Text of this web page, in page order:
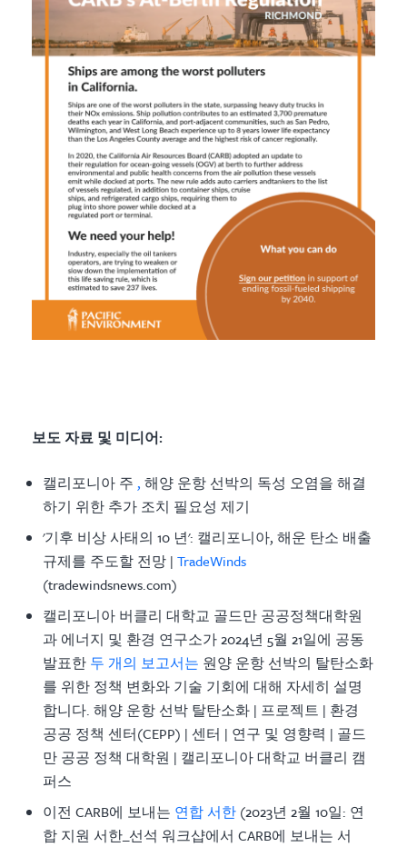
보도 자료 및 미디어:
캘리포니아 주 , 해양 운항 선박의 독성 오염을 해결
하기 위한 추가 조치 필요성 제기
'기후 비상 사태의 10 년': 캘리포니아, 해운 탄소 배출
규제를 주도할 전망 | TradeWinds
(tradewindsnews.com)
캘리포니아 버클리 대학교 골드만 공공정책대학원
과 에너지 및 환경 연구소가 2024년 5월 21일에 공동
발표한 두 개의 보고서는 원양 운항 선박의 탈탄소화
를 위한 정책 변화와 기술 기회에 대해 자세히 설명
합니다. 해양 운항 선박 탈탄소화 | 프로젝트 | 환경
공공 정책 센터(CEPP) | 센터 | 연구 및 영향력 | 골드
만 공공 정책 대학원 | 캘리포니아 대학교 버클리 캠
퍼스
이전 CARB에 보내는 연합 서한 (2023년 2월 10일: 연
합 지원 서한_선석 워크샵에서 CARB에 보내는 서